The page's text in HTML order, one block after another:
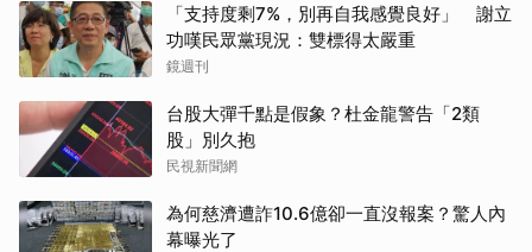
「支持度剩7%，別再自我感覺良好」 謝立
功嘆民眾黨現況：雙標得太嚴重
鏡週刊
台股大彈千點是假象？杜金龍警告「2類
股」別久抱
民視新聞網
為何慈濟遭詐10.6億卻一直沒報案？驚人內
幕曝光了